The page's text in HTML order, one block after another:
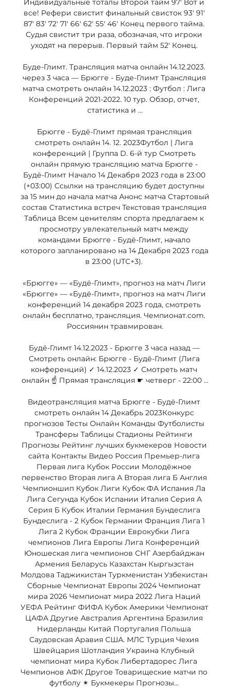
Индивидуальные тоталы Второй тайм 97' Вот и
все! Рефери свистит финальный свисток 93' 91'
87' 83' 72' 71' 66' 62' 55' 46' Конец первого тайма.
Судья свистит три раза, обозначая, что игроки
уходят на перерыв. Первый тайм 52' Конец.
Буде-Глимт. Трансляция матча онлайн 14.12.2023.
через 3 часа — Брюгге - Буде-Глимт Трансляция
матча смотреть онлайн 14.12.2023 : Футбол : Лига
Конференций 2021-2022. 10 тур. Обзор, отчет,
статистика и ...
Брюгге - Будё-Глимт прямая трансляция
смотреть онлайн 14. 12. 2023Футбол | Лига
конференций | Группа D. 6-й тур Смотреть
онлайн прямую трансляцию матча Брюгге -
Будё-Глимт Начало 14 Декабря 2023 года в 23:00
(+03:00) Ссылки на трансляцию будет доступны
за 15 мин до начала матча Анонс матча Стартовый
состав Статистика встреч Текстовая трансляция
Таблица Всем ценителям спорта предлагаем к
просмотру увлекательный матч между
командами Брюгге - Будё-Глимт, начало
которого запланировано на 14 Декабря 2023 года
в 23:00 (UTC+3).
«Брюгге» — «Будё-Глимт», прогноз на матч Лиги
«Брюгге» — «Будё-Глимт», прогноз на матч Лиги
конференций 14 декабря 2023 года, смотреть
онлайн бесплатно, трансляция. Чемпионат.com.
Россиянин травмирован.
Будё-Глимт 14.12.2023 - Брюгге 3 часа назад —
Смотреть онлайн: Брюгге - Будё-Глимт (Лига
конференций) ✓️ 14.12.2023 ✓️ Смотреть матч
онлайн ☝ Прямая трансляция ☛ четверг - 22:00 ...
Видеотрансляция матча Брюгге - Будё-Глимт
смотреть онлайн 14 Декабрь 2023Конкурс
прогнозов Тесты Онлайн Команды Футболисты
Трансферы Таблицы Стадионы Рейтинги
Прогнозы Рейтинг лучших букмекеров Новости
сайта Контакты Видео Россия Премьер-лига
Первая лига Кубок России Молодёжное
первенство Вторая лига А Вторая лига Б Англия
Чемпионшип Кубок Лиги Кубок ФА Испания Ла
Лига Сегунда Кубок Испании Италия Серия А
Серия Б Кубок Италии Германия Бундеслига
Бундеслига - 2 Кубок Германии Франция Лига 1
Лига 2 Кубок Франции Еврокубки Лига
чемпионов Лига Европы Лига Конференций
Юношеская лига чемпионов СНГ Азербайджан
Армения Беларусь Казахстан Кыргызстан
Молдова Таджикистан Туркменистан Узбекистан
Сборные Чемпионат Европы 2024 Чемпионат
мира 2026 Чемпионат мира 2022 Лига Наций
УЕФА Рейтинг ФИФА Кубок Америки Чемпионат
ЦАФА Другие Австралия Аргентина Бразилия
Нидерланды Китай Португалия Польша
Саудовская Аравия США. МЛС Турция Чехия
Швейцария Шотландия Украина Клубный
чемпионат мира Кубок Либертадорес Лига
Чемпионов АФК Другое Товарищеские матчи по
футболу ✴ Букмекеры Прогнозы...